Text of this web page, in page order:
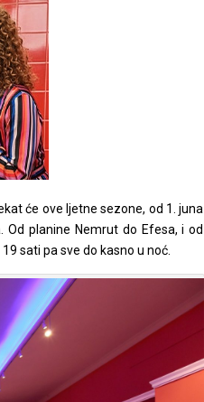
će ove ljetne sezone, od 1. juna
Od planine Nemrut do Efesa, i od
sati pa sve do kasno u noć.